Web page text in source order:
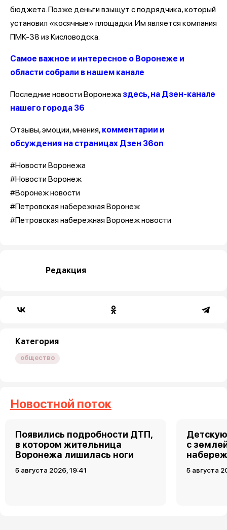
бюджета. Позже деньги взыщут с подрядчика, который
установил «косячные» площадки. Им является компания
ПМК-38 из Кисловодска.
Самое важное и интересное о Воронеже и
области собрали в нашем канале
Последние новости Воронежа здесь, на Дзен-канале
нашего города 36
Отзывы, эмоции, мнения, комментарии и
обсуждения на страницах Дзен 36on
#Новости Воронежа
#Новости Воронеж
#Воронеж новости
#Петровская набережная Воронеж
#Петровская набережная Воронеж новости
Редакция
Категория
общество
Новостной поток
Появились подробности ДТП,
в котором жительница
Воронежа лишилась ноги
5 августа 2026, 19:41
с
5 августа